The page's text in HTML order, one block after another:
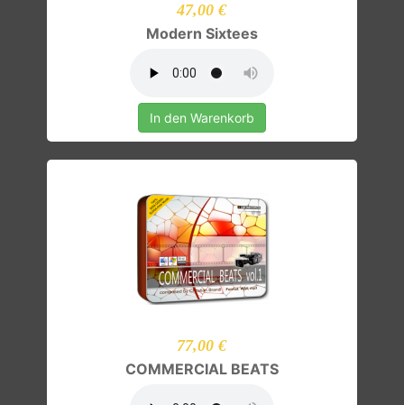
47,00 €
Modern Sixtees
In den Warenkorb
77,00 €
COMMERCIAL BEATS